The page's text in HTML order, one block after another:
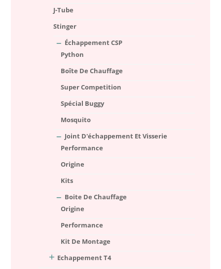
J-Tube
Stinger
Échappement CSP
Python
Boîte De Chauffage
Super Competition
Spécial Buggy
Mosquito
Joint D'échappement Et Visserie
Performance
Origine
Kits
Boite De Chauffage
Origine
Performance
Kit De Montage
Echappement T4